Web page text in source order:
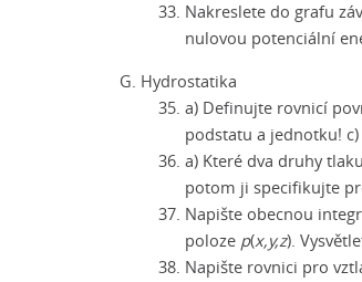
Nakreslete do grafu
nulovou potenciální
Hydrostatika
a) Definujte rovnicí
podstatu a jednotku!
a) Které dva druhy
potom ji specifikujte
Napište obecnou
poloze p(x,y,z).
Napište rovnici pro